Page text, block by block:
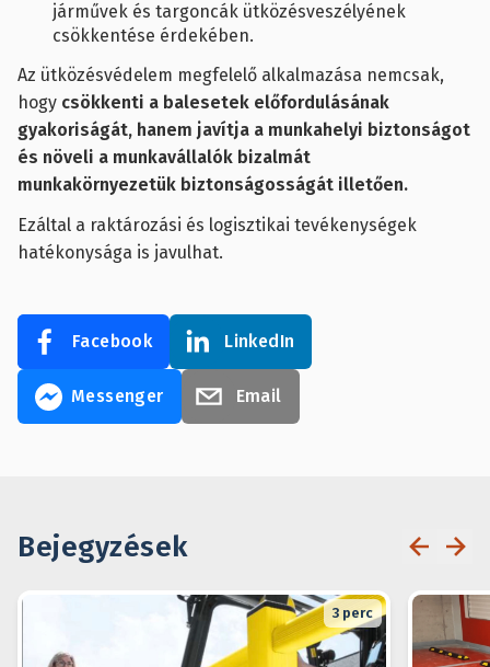
járművek és targoncák ütközésveszélyének
csökkentése érdekében.
Az ütközésvédelem megfelelő alkalmazása nemcsak,
hogy csökkenti a balesetek előfordulásának
gyakoriságát, hanem javítja a munkahelyi biztonságot
és növeli a munkavállalók bizalmát
munkakörnyezetük biztonságosságát illetően.
Ezáltal a raktározási és logisztikai tevékenységek
hatékonysága is javulhat.
Facebook LinkedIn
Messenger Email
Bejegyzések
3 perc